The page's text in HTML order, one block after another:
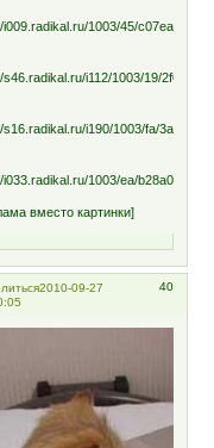
вместо картинки]
40
2010-09-27